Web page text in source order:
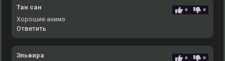
Тан сан 0 0
Хорошие анимэ
Ответить
Эльвира 0 0